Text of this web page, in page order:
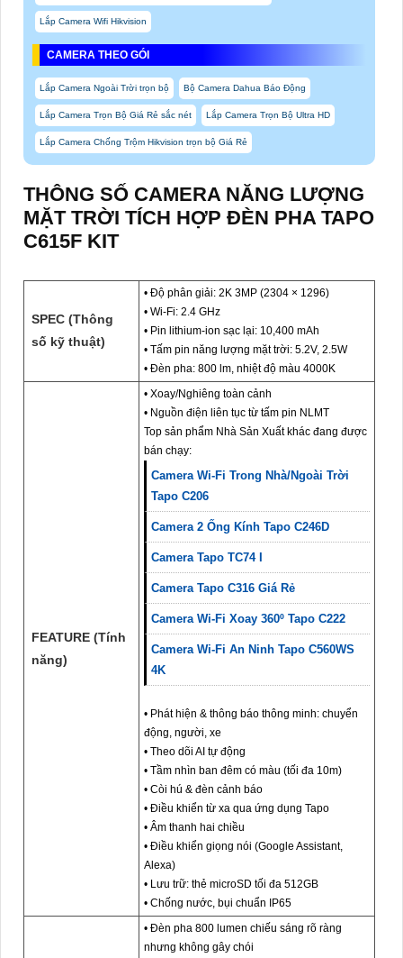
Lắp Camera Wifi Hikvision
CAMERA THEO GÓI
Lắp Camera Ngoài Trời trọn bộ Bộ Camera Dahua Báo Động
Lắp Camera Trọn Bộ Giá Rẻ sắc nét Lắp Camera Trọn Bộ Ultra HD
Lắp Camera Chống Trộm Hikvision trọn bộ Giá Rẻ
THÔNG SỐ CAMERA NĂNG LƯỢNG
MẶT TRỜI TÍCH HỢP ĐÈN PHA TAPO
C615F KIT
SPEC (Thông
số kỹ thuật)
• Độ phân giải: 2K 3MP (2304 × 1296)
• Wi-Fi: 2.4 GHz
• Pin lithium-ion sạc lại: 10,400 mAh
• Tấm pin năng lượng mặt trời: 5.2V, 2.5W
• Đèn pha: 800 lm, nhiệt độ màu 4000K
FEATURE (Tính
năng)
• Xoay/Nghiêng toàn cảnh
• Nguồn điện liên tục từ tấm pin NLMT
Top sản phẩm Nhà Sản Xuất khác đang được
bán chạy:
Camera Wi-Fi Trong Nhà/Ngoài Trời
Tapo C206
Camera 2 Ống Kính Tapo C246D
Camera Tapo TC74 I
Camera Tapo C316 Giá Rẻ
Camera Wi-Fi Xoay 360º Tapo C222
Camera Wi-Fi An Ninh Tapo C560WS
4K
• Phát hiện & thông báo thông minh: chuyển
động, người, xe
• Theo dõi AI tự động
• Tầm nhìn ban đêm có màu (tối đa 10m)
• Còi hú & đèn cảnh báo
• Điều khiển từ xa qua ứng dụng Tapo
• Âm thanh hai chiều
• Điều khiển giọng nói (Google Assistant,
Alexa)
• Lưu trữ: thẻ microSD tối đa 512GB
• Chống nước, bụi chuẩn IP65
• Đèn pha 800 lumen chiếu sáng rõ ràng
nhưng không gây chói